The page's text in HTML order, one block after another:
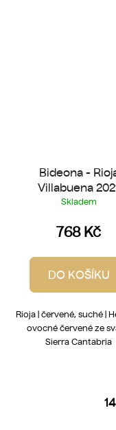
Bideona -
Villabuena
Skladem
768 Kč
DO KOŠÍKU
Rioja | červené, suché |
ovocné červené ze
Sierra Cantabria
14